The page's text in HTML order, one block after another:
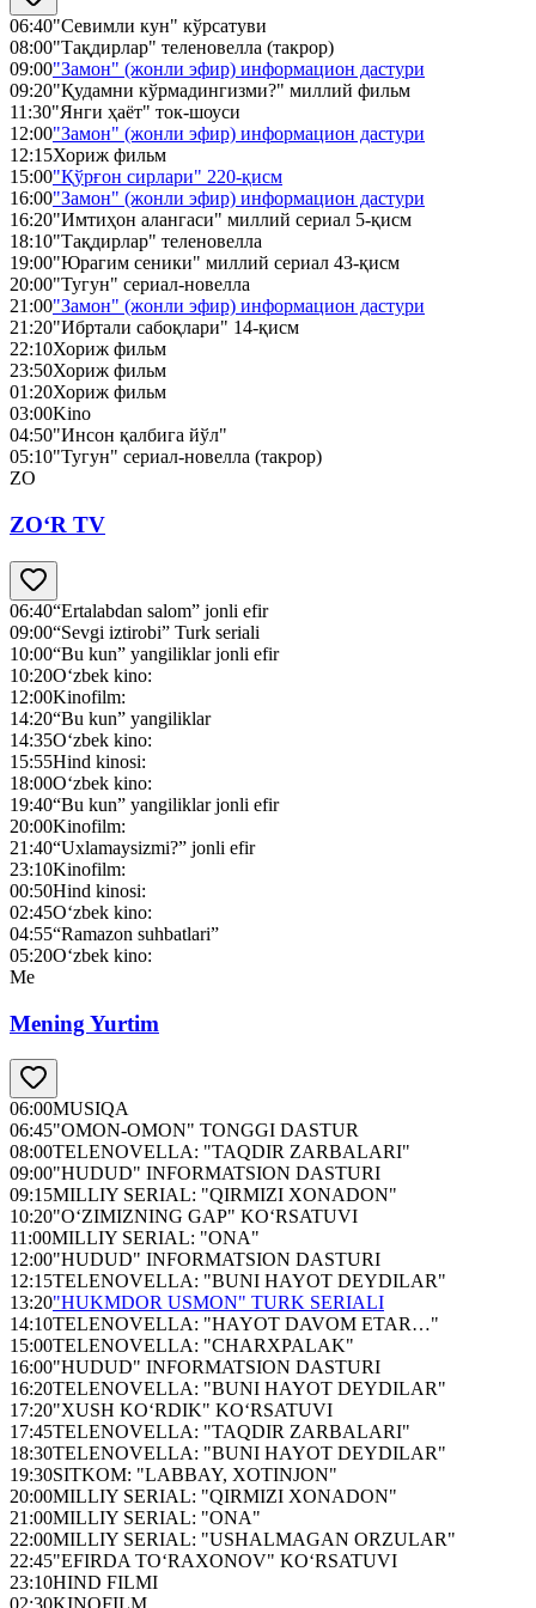
06:40"Севимли кун" кўрсатуви
08:00"Тақдирлар" теленовелла (такрор)
09:00"Замон" (жонли эфир) информацион дастури
09:20"Қудамни кўрмадингизми?" миллий фильм
11:30"Янги ҳаёт" ток-шоуси
12:00"Замон" (жонли эфир) информацион дастури
12:15Хориж фильм
15:00"Қўрғон сирлари" 220-қисм
16:00"Замон" (жонли эфир) информацион дастури
16:20"Имтиҳон алангаси" миллий сериал 5-қисм
18:10"Тақдирлар" теленовелла
19:00"Юрагим сеники" миллий сериал 43-қисм
20:00"Тугун" сериал-новелла
21:00"Замон" (жонли эфир) информацион дастури
21:20"Ибртали сабоқлари" 14-қисм
22:10Хориж фильм
23:50Хориж фильм
01:20Хориж фильм
03:00Kino
04:50"Инсон қалбига йўл"
05:10"Тугун" сериал-новелла (такрор)
ZO
ZO‘R TV
06:40“Ertalabdan salom” jonli efir
09:00“Sevgi iztirobi” Turk seriali
10:00“Bu kun” yangiliklar jonli efir
10:20O‘zbek kino:
12:00Kinofilm:
14:20“Bu kun” yangiliklar
14:35O‘zbek kino:
15:55Hind kinosi:
18:00O‘zbek kino:
19:40“Bu kun” yangiliklar jonli efir
20:00Kinofilm:
21:40“Uxlamaysizmi?” jonli efir
23:10Kinofilm:
00:50Hind kinosi:
02:45O‘zbek kino:
04:55“Ramazon suhbatlari”
05:20O‘zbek kino:
Me
Mening Yurtim
06:00MUSIQA
06:45"OMON-OMON" TONGGI DASTUR
08:00TELENOVELLA: "TAQDIR ZARBALARI"
09:00"HUDUD" INFORMATSION DASTURI
09:15MILLIY SERIAL: "QIRMIZI XONADON"
10:20"O‘ZIMIZNING GAP" KO‘RSATUVI
11:00MILLIY SERIAL: "ONA"
12:00"HUDUD" INFORMATSION DASTURI
12:15TELENOVELLA: "BUNI HAYOT DEYDILAR"
13:20"HUKMDOR USMON" TURK SERIALI
14:10TELENOVELLA: "HAYOT DAVOM ETAR…"
15:00TELENOVELLA: "CHARXPALAK"
16:00"HUDUD" INFORMATSION DASTURI
16:20TELENOVELLA: "BUNI HAYOT DEYDILAR"
17:20"XUSH KO‘RDIK" KO‘RSATUVI
17:45TELENOVELLA: "TAQDIR ZARBALARI"
18:30TELENOVELLA: "BUNI HAYOT DEYDILAR"
19:30SITKOM: "LABBAY, XOTINJON"
20:00MILLIY SERIAL: "QIRMIZI XONADON"
21:00MILLIY SERIAL: "ONA"
22:00MILLIY SERIAL: "USHALMAGAN ORZULAR"
22:45"EFIRDA TO‘RAXONOV" KO‘RSATUVI
23:10HIND FILMI